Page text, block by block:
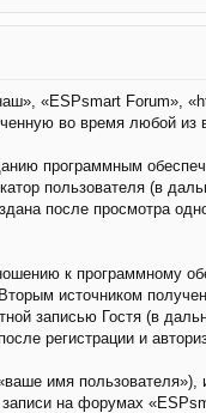
«ESPsmart Forum»,
во время любой
программным
пользователя (в
после просмотра
к программному
источником
записью Гостя (в
регистрации и
имя
на форумах